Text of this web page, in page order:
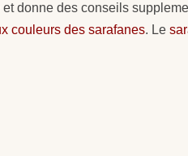
donne des conseils
couleurs des sarafanes. Le